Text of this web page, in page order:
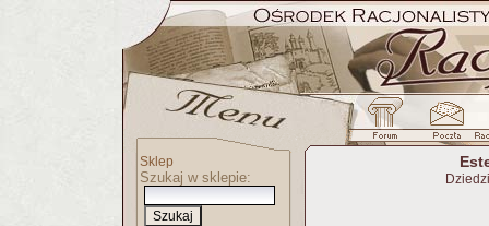
Sklep
Szukaj w sklepie: